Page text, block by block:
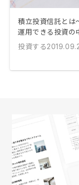
積立投資信託とは
運用できる投資の
投資する